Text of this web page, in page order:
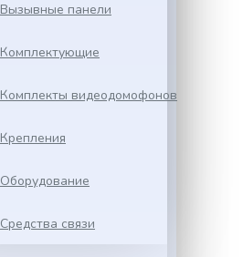
Вызывные панели
Комплектующие
Комплекты видеодомофонов
Крепления
Оборудование
Средства связи